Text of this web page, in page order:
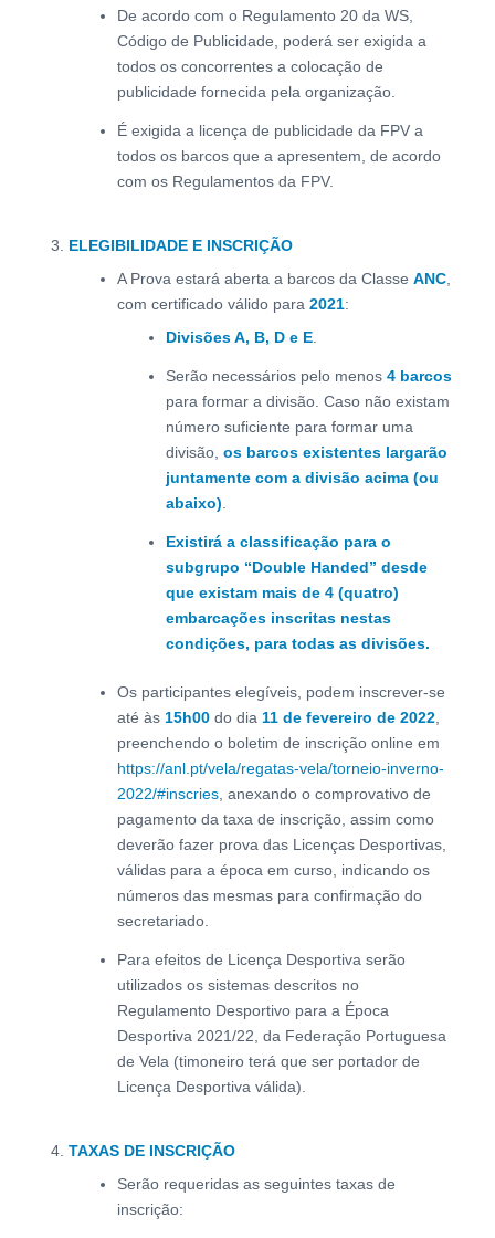
De acordo com o Regulamento 20 da WS,
Código de Publicidade, poderá ser exigida a
todos os concorrentes a colocação de
publicidade fornecida pela organização.
É exigida a licença de publicidade da FPV a
todos os barcos que a apresentem, de acordo
com os Regulamentos da FPV.
ELEGIBILIDADE E INSCRIÇÃO
A Prova estará aberta a barcos da Classe ANC,
com certificado válido para 2021:
Divisões A, B, D e E.
Serão necessários pelo menos 4 barcos
para formar a divisão. Caso não existam
número suficiente para formar uma
divisão, os barcos existentes largarão
juntamente com a divisão acima (ou
abaixo)
Existirá a classificação para o
subgrupo “Double Handed” desde
que existam mais de 4 (quatro)
embarcações inscritas nestas
condições, para todas as divisões.
Os participantes elegíveis, podem inscrever-se
até às 15h00do dia 11 de fevereiro de 2022,
preenchendo o boletim de inscrição online em
https://anl.pt/vela/regatas-vela/torneio-inverno-
2022/#inscries, anexando o comprovativo de
pagamento da taxa de inscrição, assim como
deverão fazer prova das Licenças Desportivas,
válidas para a época em curso, indicando os
números das mesmas para confirmação do
secretariado.
Para efeitos de Licença Desportiva serão
utilizados os sistemas descritos no
Regulamento Desportivo para a Época
Desportiva 2021/22, da Federação Portuguesa
de Vela (timoneiro terá que ser portador de
Licença Desportiva válida).
TAXAS DE INSCRIÇÃO
Serão requeridas as seguintes taxas de
inscrição: